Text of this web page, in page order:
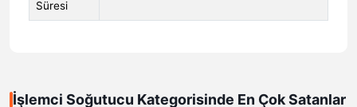
Süresi
İşlemci Soğutucu Kategorisinde En Çok Satanlar